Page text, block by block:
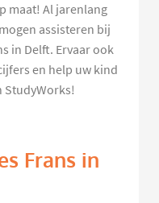
maat! Al jarenlang
assisteren bij
in Delft. Ervaar ook
en help uw kind
StudyWorks!
Frans in